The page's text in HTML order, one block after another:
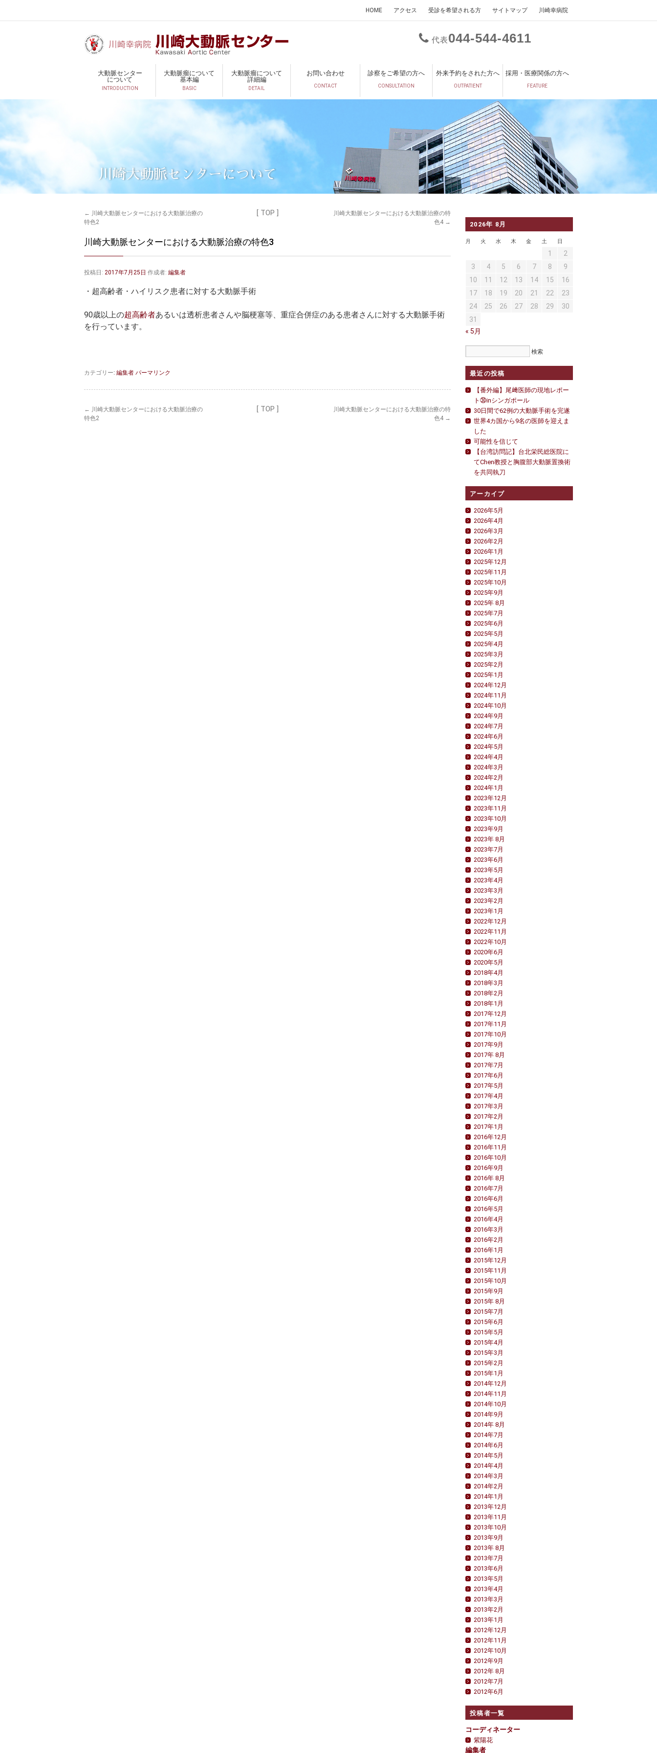
HOME アクセス 受診を希望される方 サイトマップ 川崎幸病院
代表044 544 4611
大動脈センター
について
INTRODUCTION
大動脈瘤について
基本編
BASIC
大動脈瘤について
詳細編
DETAIL
お問い合わせ
CONTACT
診察をご希望の方へ
CONSULTATION
外来予約をされた方へ
OUTPATIENT
採用・医療関係の方へ
FEATURE
川崎大動脈センターについて
← 川崎大動脈センターにおける大動脈治療の
特色2
[ TOP ]
川崎大動脈センターにおける大動脈治療の特
色4 →
川崎大動脈センターにおける大動脈治療の特色3
投稿日: 2017年7月25日 作成者: 編集者
・超高齢者・ハイリスク患者に対する大動脈手術
90歳以上の超高齢者あるいは透析患者さんや脳梗塞等、重症合併症のある患者さんに対する大動脈手術
を行っています。
カテゴリー:編集者パーマリンク
← 川崎大動脈センターにおける大動脈治療の
特色2
[ TOP ]
川崎大動脈センターにおける大動脈治療の特
色4 →
2026年 8月
月 火 水 木 金 土 日
1
2
3
4 5 6 7 8
9
10
11 12 13 14 15
16
17
18 19 20 21 22
23
24
25 26 27 28 29
30
31
« 5月
最近の投稿
【番外編】尾﨑医師の現地レポー
ト㉚inシンガポール
30日間で62例の大動脈手術を完遂
世界4カ国から9名の医師を迎えま
した
可能性を信じて
【台湾訪問記】台北栄民総医院に
てChen教授と胸腹部大動脈置換術
を共同執刀
アーカイブ
2026年5月
2026年4月
2026年3月
2026年2月
2026年1月
2025年12月
2025年11月
2025年10月
2025年9月
2025年 8月
2025年7月
2025年6月
2025年5月
2025年4月
2025年3月
2025年2月
2025年1月
2024年12月
2024年11月
2024年10月
2024年9月
2024年7月
2024年6月
2024年5月
2024年4月
2024年3月
2024年2月
2024年1月
2023年12月
2023年11月
2023年10月
2023年9月
2023年 8月
2023年7月
2023年6月
2023年5月
2023年4月
2023年3月
2023年2月
2023年1月
2022年12月
2022年11月
2022年10月
2020年6月
2020年5月
2018年4月
2018年3月
2018年2月
2018年1月
2017年12月
2017年11月
2017年10月
2017年9月
2017年 8月
2017年7月
2017年6月
2017年5月
2017年4月
2017年3月
2017年2月
2017年1月
2016年12月
2016年11月
2016年10月
2016年9月
2016年 8月
2016年7月
2016年6月
2016年5月
2016年4月
2016年3月
2016年2月
2016年1月
2015年12月
2015年11月
2015年10月
2015年9月
2015年 8月
2015年7月
2015年6月
2015年5月
2015年4月
2015年3月
2015年2月
2015年1月
2014年12月
2014年11月
2014年10月
2014年9月
2014年 8月
2014年7月
2014年6月
2014年5月
2014年4月
2014年3月
2014年2月
2014年1月
2013年12月
2013年11月
2013年10月
2013年9月
2013年 8月
2013年7月
2013年6月
2013年5月
2013年4月
2013年3月
2013年2月
2013年1月
2012年12月
2012年11月
2012年10月
2012年9月
2012年 8月
2012年7月
2012年6月
投稿者一覧
コーディネーター
紫陽花
編集者